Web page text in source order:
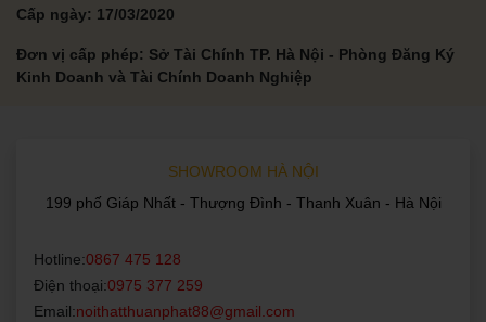
Cấp ngày: 17/03/2020
Đơn vị cấp phép: Sở Tài Chính TP. Hà Nội - Phòng Đăng Ký
Kinh Doanh và Tài Chính Doanh Nghiệp
SHOWROOM HÀ NỘI
199 phố Giáp Nhất - Thượng Đình - Thanh Xuân - Hà Nội
Hotline:0867 475 128
Điện thoại:0975 377 259
Email:noithatthuanphat88@gmail.com